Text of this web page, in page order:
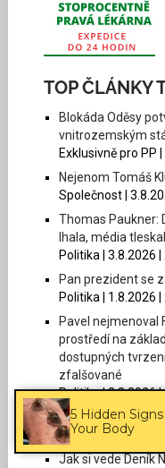
5 Hidden
Your Body
TOP ČLÁNKY
Blokáda Oděsy
vnitrozemským
Exklusivně pro PP
Nejenom Tomáš
Společnost |
Thomas Paukner:
lhala, média
Politika | 3.8.2026
Pan prezident se
Politika | 1.8.2026
Pavel nejmenoval
prostředí na
dostupných
zfalšované
Politika | 3.8.2026
Vidlák: Znám
Politika | 2.8.2026 |
Jak si vede Deník